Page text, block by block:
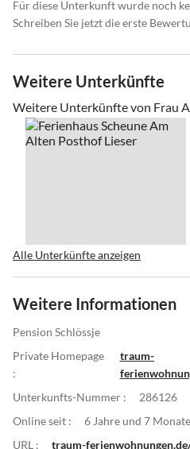
Für diese Unterkunft wurde noch
Schreiben Sie jetzt die erste
Weitere Unterkünfte
Weitere Unterkünfte von Frau
Alle Unterkünfte anzeigen
Weitere Informationen
Pension Schlössje
Private Homepage
:
traum-
Unterkunfts-Nummer :
286126
Online seit :
6 Jahre und 7
URL :
traum-